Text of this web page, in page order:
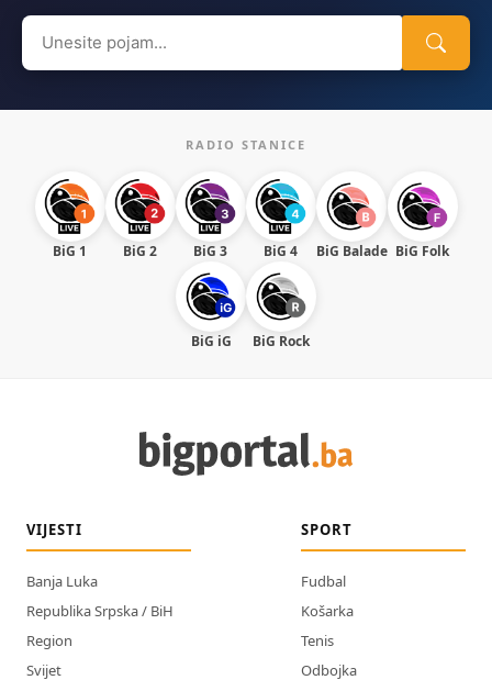
Search
for:
RADIO STANICE
BiG 1 BiG 2 BiG 3 BiG 4 BiG Balade BiG Folk
BiG iG BiG Rock
VIJESTI
Banja Luka
Republika Srpska / BiH
Region
Svijet
SPORT
Fudbal
Košarka
Tenis
Odbojka